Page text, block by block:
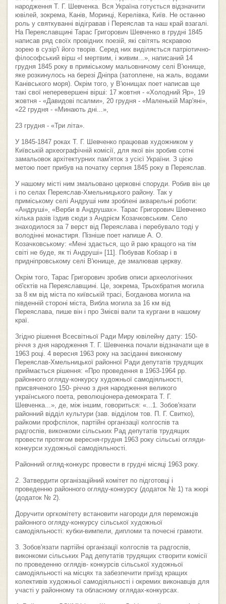
народження Т. Г. Шевченка. Вся Україна готується відзначити
ювілей, зокрема, Канів, Моринці, Керелівка, Київ. Не останню
роль у святкуванні відігравав і Переяслав та наш край взагалі.
На Переяславщині Тарас Григорович Шевченко в грудні 1845
написав ряд своїх провідних поезій, які світять яскравою
зорею в сузір'ї його творів. Серед них виділяється патріотично-
філософський вірш «І мертвим, і живим...», написаний 14
грудня 1845 року в приміському мальовничому селі В'юнище,
яке розкинулось на березі Дніпра (затоплене, на жаль, водами
Канівського моря). Окрім того, у В'юнищах поет написав ще
такі свої неперевершені вірші: 17 жовтня - «Холодний Яр», 19
жовтня - «Давидові псалми», 20 грудня - «Маленькій Мар'яні»,
«22 грудня - «Минають дні...»,
23 грудня - «Три літа».
У 1845-1847 роках Т. Г. Шевченко працював художником у
Київській археографічній комісії, для якої він зробив сотні
замальовок архітектурних пам'яток з усієї України. З цією
метою поет прибув на початку серпня 1845 року в Переяслав.
У нашому місті ним змальовано церковні споруди. Робив він це
і по селах Переяслав-Хмельницького району. Так у
приміському селі Андруші ним зроблені акварельні роботи:
«Андруші», «Верби в Андрушах». Тарас Григорович Шевченко
кілька разів їздив сюди з Андрієм Козачковським. Село
знаходилося за 7 верст від Переяслава і перебувало тоді у
володінні монастиря. Пізніше поет напише А. О.
Козачковському: «Мені здається, що й раю кращого на тім
світі не буде, як ті Андруші» [11]. Побував Кобзар і в
придніпровському селі В'юнище, де змалював церкву.
Окрім того, Тарас Григорович зробив описи археологічних
об'єктів на Переяславщині. Це, зокрема, Трьохбратня могила
за 8 км від міста по київській трасі, Богданова могила на
південній стороні міста, Вибла могила за 16 км від
Переяслава, пише він і про Змієві вали та кургани в нашому
краї.
Згідно рішення Всесвітньої Ради Миру ювілейну дату: 150-
річчя з дня народження Т. Г. Шевченка почали відзначати ще в
1963 році. 4 вересня 1963 року на засіданні виконкому
Переяслав-Хмельницької районної Ради депутатів трудящих
приймається рішення: «Про проведення в 1963-1964 рр.
районного огляду-конкурсу художньої самодіяльності,
присвяченого 150- річчю з дня народження великого
українського поета, революціонера-демократа Т. Г.
Шевченка...», де, між іншим, говориться: «...1. Зобов'язати
районний відділ культури (зав. відділом тов. П. Г. Свитко),
райкоми профспілок, партійні організації колгоспів та
радгоспів, виконкоми сільських Рад депутатів трудящих
провести протягом вересня-грудня 1963 року сільські огляди-
конкурси художньої самодіяльності.
Районний огляд-конкурс провести в грудні місяці 1963 року.
2. Затвердити організаційний комітет по підготовці і
проведенню районного огляду-конкурсу (додаток № 1) та жюрі
(додаток № 2).
Доручити оргкомітету встановити нагороди для переможців
районного огляду-конкурсу сільської художньої
самодіяльності: кубки-вимпели, дипломи та почесні грамоти.
3. Зобов'язати партійні організації колгоспів та радгоспів,
виконкоми сільських Рад депутатів трудящих створити комісії
по проведенню оглядів- конкурсів сільської художньої
самодіяльності на місцях та забезпечити приїзд кращих
колективів художньої самодіяльності і окремих виконавців для
участі у районному та обласному оглядах-конкурсах.